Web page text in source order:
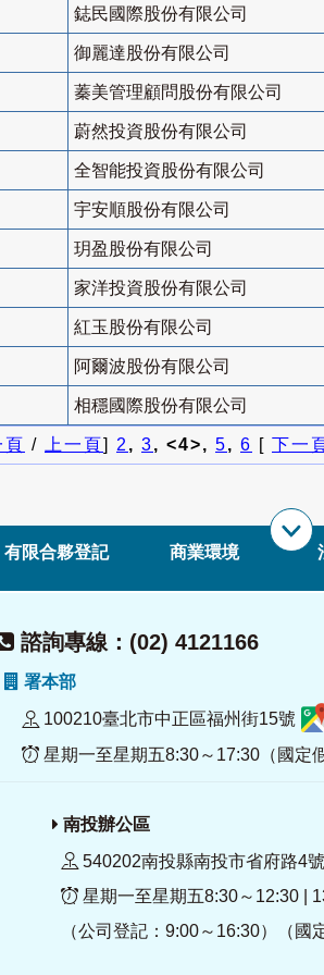
鋕民國際股份有限公司
御麗達股份有限公司
蓁美管理顧問股份有限公司
蔚然投資股份有限公司
全智能投資股份有限公司
宇安順股份有限公司
玥盈股份有限公司
家洋投資股份有限公司
紅玉股份有限公司
阿爾波股份有限公司
相穩國際股份有限公司
頁 / 上一頁] 2, 3, <4>, 5, 6 [ 下一
有限合夥登記 商業環境
諮詢專線：(02) 4121166
署本部
100210臺北市中正區福州街15號
星期一至星期五8:30～17:30（國定
南投辦公區
540202南投縣南投市省府路4號
星期一至星期五8:30～12:30 |
（公司登記：9:00～16:30）（國